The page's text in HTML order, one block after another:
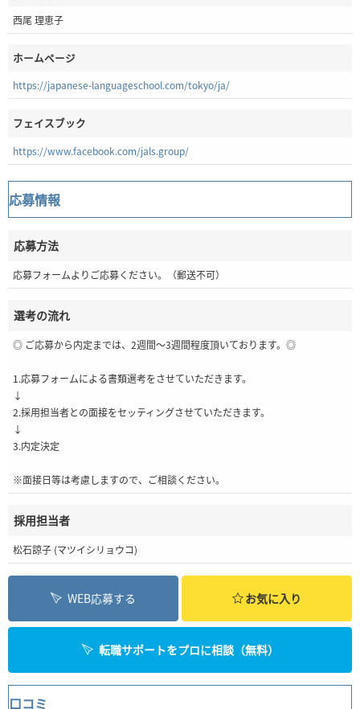
西尾 理恵子
ホームページ
https://japanese-languageschool.com/tokyo/ja/
フェイスブック
https://www.facebook.com/jals.group/
応募情報
応募方法
応募フォームよりご応募ください。（郵送不可）
選考の流れ
◎ ご応募から内定までは、2週間～3週間程度頂いております。◎
1.応募フォームによる書類選考をさせていただきます。
↓
2.採用担当者との面接をセッティングさせていただきます。
↓
3.内定決定
※面接日等は考慮しますので、ご相談ください。
採用担当者
松石諒子 (マツイシリョウコ)
WEB応募する お気に入り
転職サポートをプロに相談（無料）
口コミ